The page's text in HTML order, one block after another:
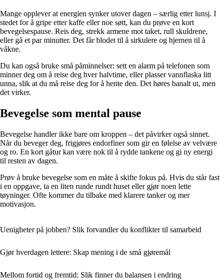
Mange opplever at energien synker utover dagen – særlig etter lunsj. I
stedet for å gripe etter kaffe eller noe søtt, kan du prøve en kort
bevegelsespause. Reis deg, strekk armene mot taket, rull skuldrene,
eller gå et par minutter. Det får blodet til å sirkulere og hjernen til å
våkne.
Du kan også bruke små påminnelser: sett en alarm på telefonen som
minner deg om å reise deg hver halvtime, eller plasser vannflaska litt
unna, slik at du må reise deg for å hente den. Det høres banalt ut, men
det virker.
Bevegelse som mental pause
Bevegelse handler ikke bare om kroppen – det påvirker også sinnet.
Når du beveger deg, frigjøres endorfiner som gir en følelse av velvære
og ro. En kort gåtur kan være nok til å rydde tankene og gi ny energi
til resten av dagen.
Prøv å bruke bevegelse som en måte å skifte fokus på. Hvis du står fast
i en oppgave, ta en liten runde rundt huset eller gjør noen lette
tøyninger. Ofte kommer du tilbake med klarere tanker og mer
motivasjon.
Uenigheter på jobben? Slik forvandler du konflikter til samarbeid
Gjør hverdagen lettere: Skap mening i de små gjøremål
Mellom fortid og fremtid: Slik finner du balansen i endring